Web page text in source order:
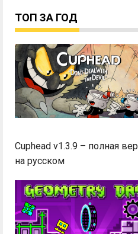
ТОП ЗА ГОД
Cuphead v1.3.9 – полная
на русском